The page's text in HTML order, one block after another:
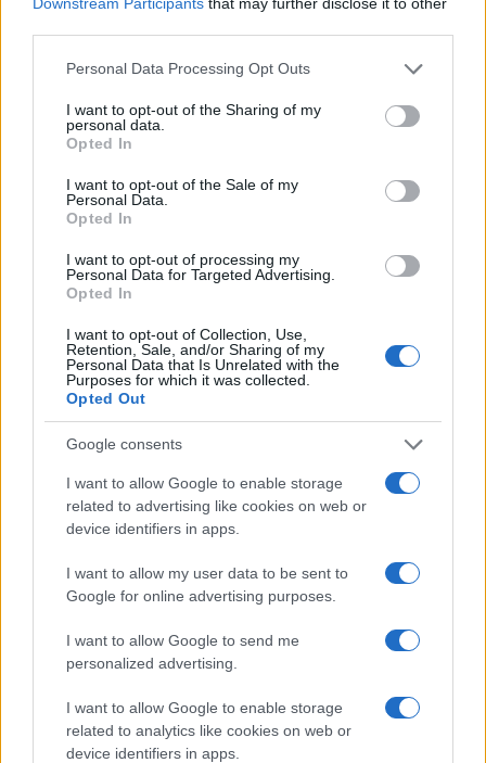
Please note that this website/app uses one or more Google
not limited to your visit or usage behaviour. You may click to
grant or deny consent to Google and its third-party tags to
use your data for below specified purposes in below Google
consent section.
Personal Data Processing Opt Outs
I want to opt-out of the Sharing of my
personal data.
Opted In
I want to opt-out of the Sale of my
Personal Data.
Opted In
I want to opt-out of processing my
Personal Data for Targeted Advertising.
Opted In
I want to opt-out of Collection, Use,
Retention, Sale, and/or Sharing of my
Personal Data that Is Unrelated with the
Purposes for which it was collected.
Opted Out
Google consents
I want to allow Google to enable storage
related to advertising like cookies on web or
device identifiers in apps.
I want to allow my user data to be sent to
Google for online advertising purposes.
I want to allow Google to send me
personalized advertising.
I want to allow Google to enable storage
related to analytics like cookies on web or
device identifiers in apps.
Más leídos
POLÍTICA
Cómo la política internacional de Trump
está cambiando las posturas de sus
seguidores más cercanos
POLÍTICA